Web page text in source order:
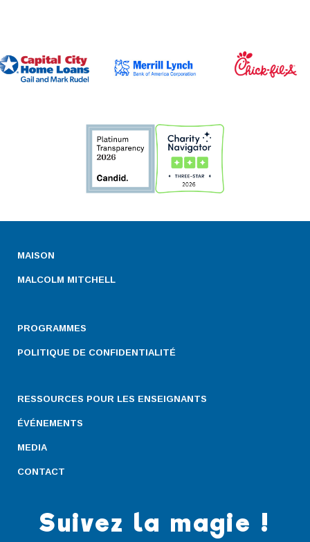
MAISON
MALCOLM MITCHELL
PROGRAMMES
POLITIQUE DE CONFIDENTIALITÉ
RESSOURCES POUR LES ENSEIGNANTS
ÉVÉNEMENTS
MEDIA
CONTACT
Suivez la magie !